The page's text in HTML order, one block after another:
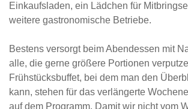
Einkaufsladen, ein Lädchen für
weitere gastronomische Betriebe.
Bestens versorgt beim Abendessen mit
alle, die gerne größere Portionen
Frühstücksbuffet, bei dem man den
kann, stehen für das verlängerte
auf dem Programm. Damit wir nicht vom